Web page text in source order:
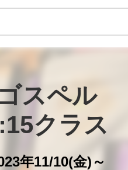
スペル
クラス
年11/10(金)～